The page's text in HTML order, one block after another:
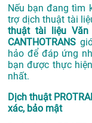
Nếu bạn đang tìm
trợ dịch thuật tài
thuật tài liệu
CANTHOTRANS
hảo để đáp ứng
bạn được thực
nhất.
Dịch thuật
xác, bảo mật